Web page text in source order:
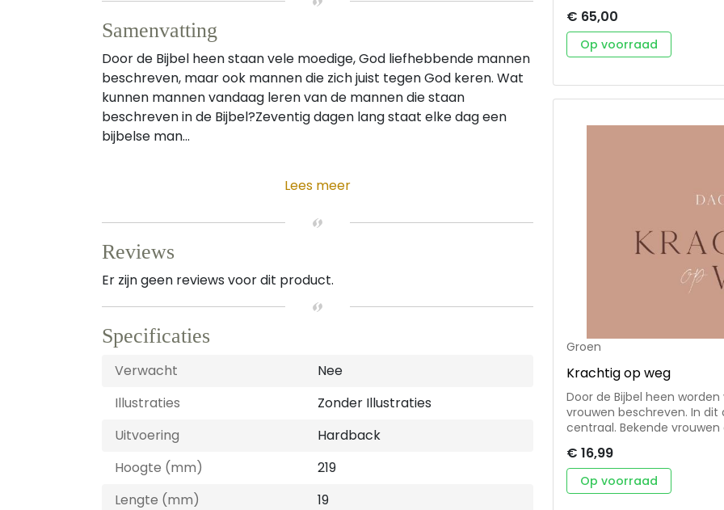
Samenvatting
Door de Bijbel heen staan vele moedige, God liefhebbende mannen
beschreven, maar ook mannen die zich juist tegen God keren. Wat
kunnen mannen vandaag leren van de mannen die staan
beschreven in de Bijbel?Zeventig dagen lang staat elke dag een
bijbelse man...
Lees meer
Reviews
Er zijn geen reviews voor dit product.
Specificaties
Verwacht
Nee
Illustraties
Zonder Illustraties
Uitvoering
Hardback
Hoogte (mm)
219
Lengte (mm)
19
informatieve inleiding,
dan 300 nieuwe, boeiende
en tientallen infographics, foto's en
tussen de tijd van de
• Stelt thema's als
moderne hardcover
€ 65,00
Op voorraad
Groen
Krachtig op weg
Door de Bijbel heen
vrouwen beschreven. In dit
centraal. Bekende
dagboek geportretteerd. Iedere dagtekst begint met een kernvers,
gevolgd door een
volgen de biografie van de
€ 16,99
Op voorraad